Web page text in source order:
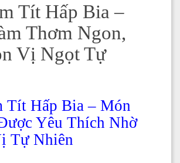
Tít Hấp Bia –
Thơm Ngon,
Vị Ngọt Tự
Tít Hấp Bia – Món
Yêu Thích Nhờ
Tự Nhiên